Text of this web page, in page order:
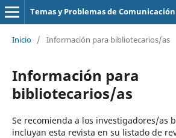
Temas y Problemas de Comunicación
Inicio / Información para bibliotecarios/as
Información para
bibliotecarios/as
Se recomienda a los investigadores/as
incluyan esta revista en su listado de